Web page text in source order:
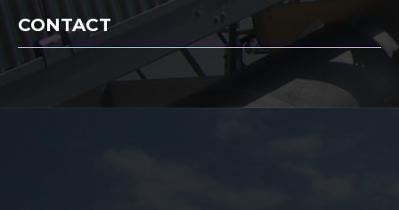
CONTACT